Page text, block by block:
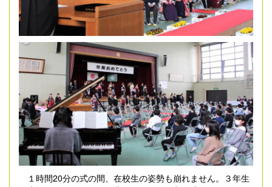
１時間20分の式の間、在校生の姿勢も崩れません。３年生